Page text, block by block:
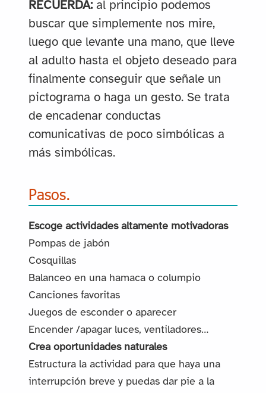
RECUERDA:al principio podemos
buscar que simplemente nos mire,
luego que levante una mano, que lleve
al adulto hasta el objeto deseado para
finalmente conseguir que señale un
pictograma o haga un gesto. Se trata
de encadenar conductas
comunicativas de poco simbólicas a
más simbólicas.
Pasos.
Escoge actividades altamente motivadoras
Pompas de jabón
Cosquillas
Balanceo en una hamaca o columpio
Canciones favoritas
Juegos de esconder o aparecer
Encender /apagar luces, ventiladores…
Crea oportunidades naturales
Estructura la actividad para que haya una
interrupción breve y puedas dar pie a la